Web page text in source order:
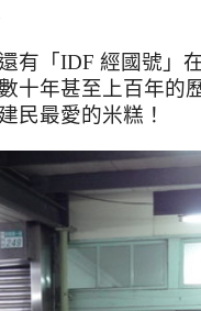
有「 IDF 經國號」
十年甚至上百年的
民最愛的米糕！